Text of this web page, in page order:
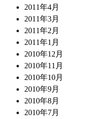
2011年4月
2011年3月
2011年2月
2011年1月
2010年12月
2010年11月
2010年10月
2010年9月
2010年8月
2010年7月